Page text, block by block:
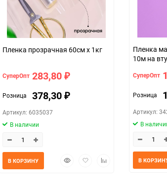
Пленка прозрачная 60см x 1кг
СуперОпт 283,80 ₽
Розница 378,30 ₽
Артикул: 6035037
В наличии
БыстрыйДобавитьДобавить
В КОРЗИНУ
Пленка матовая
10м на
СуперОпт
Розница
Артикул:
В
В